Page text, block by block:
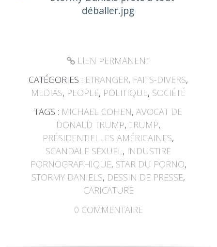
LIEN PERMANENT
CATÉGORIES : ETRANGER, FAITS-DIVERS,
MEDIAS, PEOPLE, POLITIQUE, SOCIÉTÉ
TAGS : MICHAEL COHEN,AVOCAT DE
DONALD TRUMP,TRUMP,
PRÉSIDENTIELLES AMÉRICAINES,
SCANDALE SEXUEL, INDUSTIRE
PORNOGRAPHIQUE, STAR DU PORNO,
STORMY DANIELS, DESSIN DE PRESSE,
CARICATURE
0 COMMENTAIRE